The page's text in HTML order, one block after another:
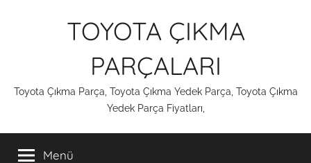
TOYOTA ÇIKMA
PARÇALARI
Toyota Çıkma Parça, Toyota Çıkma Yedek Parça, Toyota Çıkma
Yedek Parça Fiyatları,
Menü